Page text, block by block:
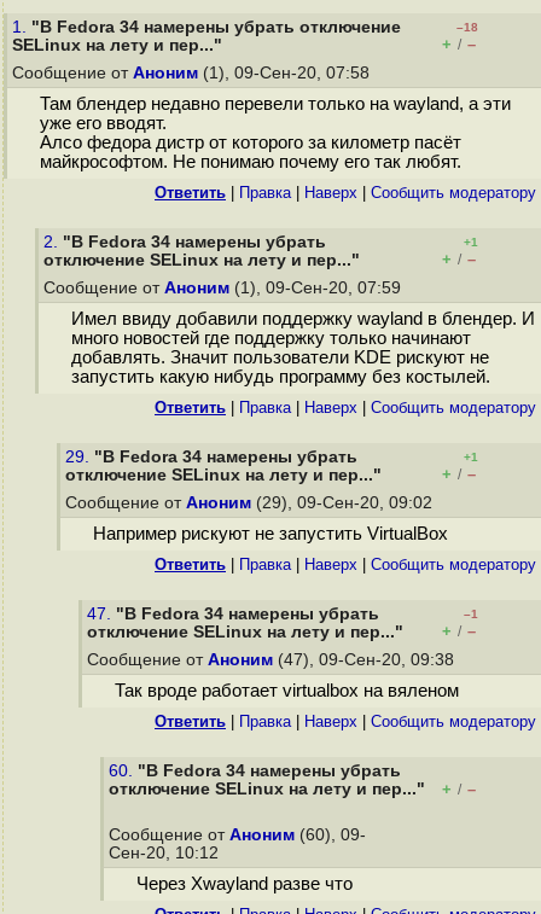
1. "В Fedora 34 намерены убрать отключение
SELinux на лету и пер..."
–18
+ / –
Сообщение от Аноним (1), 09-Сен-20, 07:58
Там блендер недавно перевели только на wayland, а эти
уже его вводят.
Алсо федора дистр от которого за километр пасёт
майкрософтом. Не понимаю почему его так любят.
Ответить Правка| Наверх Cообщить модератору
2. "В Fedora 34 намерены убрать
отключение SELinux на лету и пер..."
+1
+ / –
Сообщение от Аноним (1), 09-Сен-20, 07:59
Имел ввиду добавили поддержку wayland в блендер. И
много новостей где поддержку только начинают
добавлять. Значит пользователи KDE рискуют не
запустить какую нибудь программу без костылей.
Ответить Правка| Наверх Cообщить модератору
29. "В Fedora 34 намерены убрать
отключение SELinux на лету и пер..."
+1
+ / –
Сообщение от Аноним (29), 09-Сен-20, 09:02
Например рискуют не запустить VirtualBox
Ответить Правка| Наверх Cообщить модератору
47. "В Fedora 34 намерены убрать
отключение SELinux на лету и пер..."
–1
+ / –
Сообщение от Аноним (47), 09-Сен-20, 09:38
Так вроде работает virtualbox на вяленом
Ответить Правка| Наверх Cообщить модератору
60. "В Fedora 34 намерены убрать
отключение SELinux на лету и пер..."
+ / –
Сообщение от Аноним (60), 09-
Сен-20, 10:12
Через Xwayland разве что